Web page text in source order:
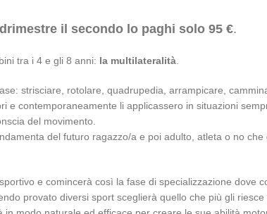
il secondo lo paghi solo 95 €.
tra i 4 e gli 8 anni: la multilateralità
strisciare, rotolare, quadrupedia, arrampicare,
e contemporaneamente li applicassero in situazioni
del movimento.
del futuro ragazzo/a e poi adulto, atleta o no che
e comincerà così la fase di specializzazione dove
provato diversi sport sceglierà quello che più gli